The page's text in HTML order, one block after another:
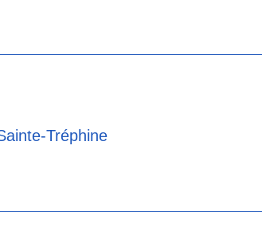
Tréphine